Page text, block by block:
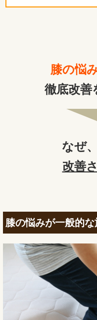
膝の悩
徹底改善
なぜ、
改善
膝の悩みが一般的